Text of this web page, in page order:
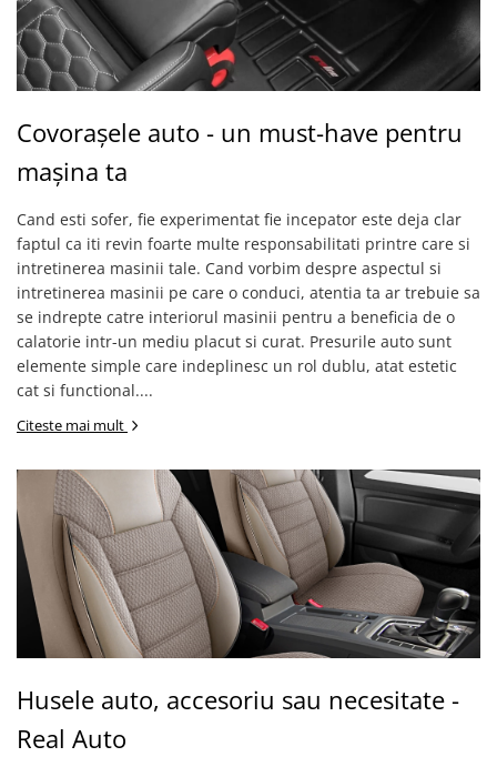
Volkswagen
Universale
Protectie portbagaj
Smart
Alfa Romeo
Land Rover
JEEP
Honda
Mini
Mitsubishi
Jaguar
MG
Dodge
Tesla
BYD
Audi
BMW
Chevrolet
Citroen
Dacia
Daewoo
Ford
Opel
Peugeot
Renault
Skoda
Ornamente auto
Universal
Peugeot
Volvo
Nissan
Renault
Toyota
HYUNDAI
MITSUBISHI
LAND ROVER
Honda
Rola ornament cu adeziv
Subaru
Suzuki
Audi
BMW
Citroen
Dacia
Ford
Redresor Auto
Xenon
PHILIPS
D3S
D1S
Lupe LED- Xenon
D5S
D4S
Inchidere centralizata
Becuri Auto
Incarcatoare si suporturi pentru
Claxoane Auto
Angel Eyes
Priza remorca
Lampi Numar
Stroboscoape
Clima stationara AC
Becuri LED Omologate RAR
Lanterne / Lampa lucru
Aditivi
Cheie Roti
Suport numar inmatriculare
Folii auto
Jante Auto PDW
Filtre Aer Tuning
Lavete si prosoape auto
Troliu
Accesorii Moto & Velo
Parasolare auto
Oglinzi auto si accesorii
Covorașele auto - un must-have pentru
mașina ta
Cand esti sofer, fie experimentat fie incepator este deja clar
faptul ca iti revin foarte multe responsabilitati printre care si
intretinerea masinii tale. Cand vorbim despre aspectul si
intretinerea masinii pe care o conduci, atentia ta ar trebuie sa
se indrepte catre interiorul masinii pentru a beneficia de o
calatorie intr-un mediu placut si curat. Presurile auto sunt
elemente simple care indeplinesc un rol dublu, atat estetic
cat si functional....
Citeste mai mult
Husele auto, accesoriu sau necesitate -
Real Auto